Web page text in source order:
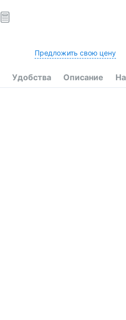
Предложить свою цену
Удобства Описание